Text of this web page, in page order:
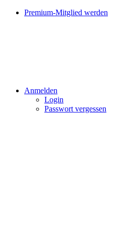
Premium-Mitglied werden
Anmelden
Login
Passwort vergessen